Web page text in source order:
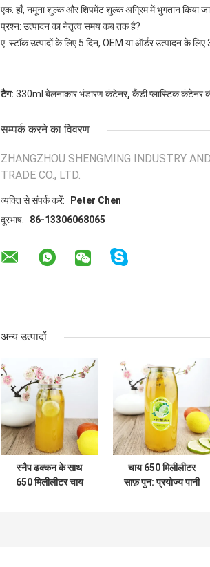
एक: हाँ, नमूना शुल्क और शिपमेंट शुल्क अग्रिम में भुगतान किया
प्रश्न: उत्पादन का नेतृत्व समय कब तक है?
ए: स्टॉक उत्पादों के लिए 5 दिन, OEM या ऑर्डर उत्पादन के लिए
टैग: 330ml बेलनाकार भंडारण कंटेनर, कैंडी प्लास्टिक कंटेनर
सम्पर्क करने का विवरण
ZHANGZHOU SHENGMING INDUSTRY AND
TRADE CO., LTD.
व्यक्ति से संपर्क करें:
Peter Chen
दूरभाष:
86-13306068065
अन्य उत्पादों
स्नैप ढक्कन के साथ
650 मिलीलीटर चाय
चाय 650 मिलीलीटर
साफ़ पुन: प्रयोज्य पानी